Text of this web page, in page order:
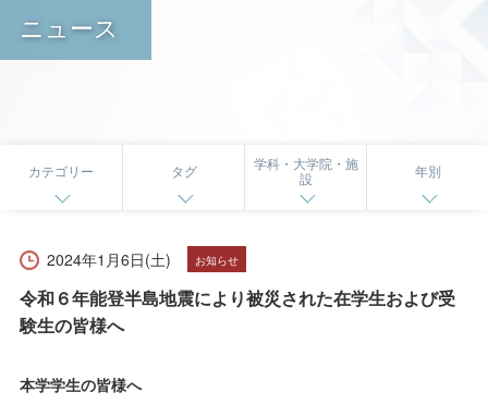
研究・社会貢献
保護者の方へ 卒業生の方へ
ニュース
カテゴリー タグ
学科・大学院・施
設
年別
2024年1月6日(土) お知らせ
令和６年能登半島地震により被災された在学生および受
験生の皆様へ
本学学生の皆様へ